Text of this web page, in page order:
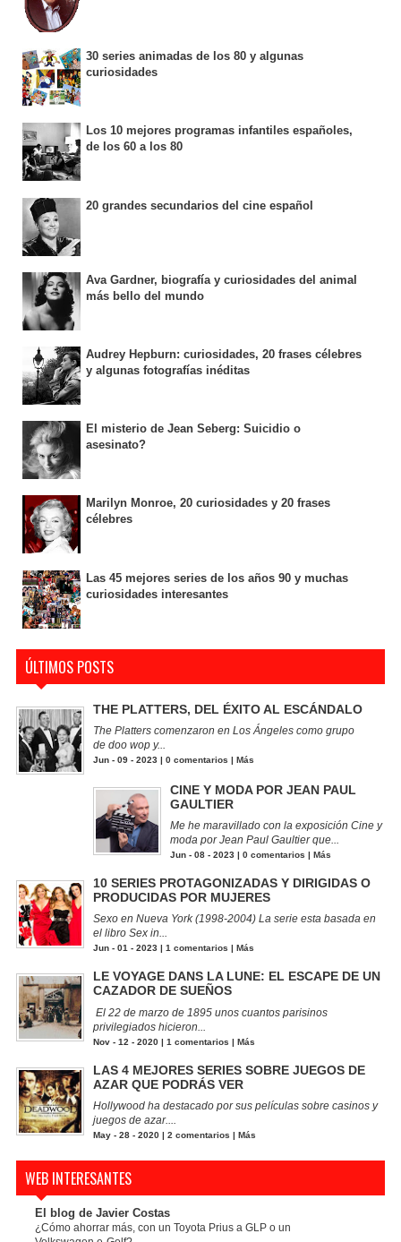
30 series animadas de los 80 y algunas
curiosidades
Los 10 mejores programas infantiles españoles,
de los 60 a los 80
20 grandes secundarios del cine español
Ava Gardner, biografía y curiosidades del animal
más bello del mundo
Audrey Hepburn: curiosidades, 20 frases célebres
y algunas fotografías inéditas
El misterio de Jean Seberg: Suicidio o
asesinato?
Marilyn Monroe, 20 curiosidades y 20 frases
célebres
Las 45 mejores series de los años 90 y muchas
curiosidades interesantes
ÚLTIMOS POSTS
THE PLATTERS, DEL ÉXITO AL ESCÁNDALO
The Platters comenzaron en Los Ángeles como grupo
de doo wop y...
Jun - 09 - 2023 | 0 comentarios | Más
CINE Y MODA POR JEAN PAUL
GAULTIER
Me he maravillado con la exposición Cine y
moda por Jean Paul Gaultier que...
Jun - 08 - 2023 | 0 comentarios | Más
10 SERIES PROTAGONIZADAS Y DIRIGIDAS O
PRODUCIDAS POR MUJERES
Sexo en Nueva York (1998-2004) La serie esta basada en
el libro Sex in...
Jun - 01 - 2023 | 1 comentarios | Más
LE VOYAGE DANS LA LUNE: EL ESCAPE DE UN
CAZADOR DE SUEÑOS
El 22 de marzo de 1895 unos cuantos parisinos
privilegiados hicieron...
Nov - 12 - 2020 | 1 comentarios | Más
LAS 4 MEJORES SERIES SOBRE JUEGOS DE
AZAR QUE PODRÁS VER
Hollywood ha destacado por sus películas sobre casinos y
juegos de azar....
May - 28 - 2020 | 2 comentarios | Más
WEB INTERESANTES
El blog de Javier Costas
¿Cómo ahorrar más, con un Toyota Prius a GLP o un